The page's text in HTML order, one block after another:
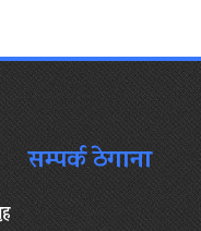
सम्पर्क ठेगाना